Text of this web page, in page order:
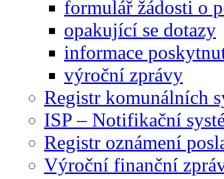
formulář žádosti o
opakující se dotazy
informace
výroční zprávy
Registr komunálních
ISP – Notifikační
Registr oznámení
Výroční finanční